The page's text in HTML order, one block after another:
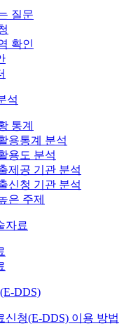
질문
확인
석
통계
용통계 분석
용도 분석
제공 기관 분석
신청 기관 분석
은 주제
자료
DDS)
신청(E-DDS) 이용 방법